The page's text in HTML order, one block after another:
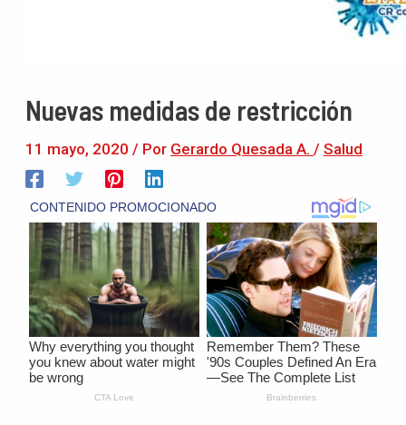
Nuevas medidas de restricción
11 mayo, 2020 / Por Gerardo Quesada A. / Salud